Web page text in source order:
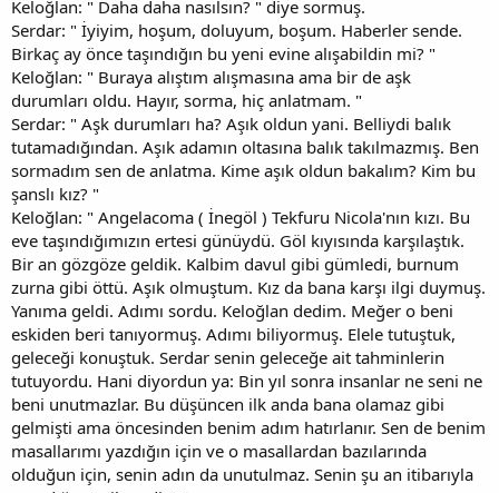
Keloğlan: " Daha daha nasılsın? " diye sormuş.
Serdar: " İyiyim, hoşum, doluyum, boşum. Haberler sende.
Birkaç ay önce taşındığın bu yeni evine alışabildin mi? "
Keloğlan: " Buraya alıştım alışmasına ama bir de aşk
durumları oldu. Hayır, sorma, hiç anlatmam. "
Serdar: " Aşk durumları ha? Aşık oldun yani. Belliydi balık
tutamadığından. Aşık adamın oltasına balık takılmazmış. Ben
sormadım sen de anlatma. Kime aşık oldun bakalım? Kim bu
şanslı kız? "
Keloğlan: " Angelacoma ( İnegöl ) Tekfuru Nicola'nın kızı. Bu
eve taşındığımızın ertesi günüydü. Göl kıyısında karşılaştık.
Bir an gözgöze geldik. Kalbim davul gibi gümledi, burnum
zurna gibi öttü. Aşık olmuştum. Kız da bana karşı ilgi duymuş.
Yanıma geldi. Adımı sordu. Keloğlan dedim. Meğer o beni
eskiden beri tanıyormuş. Adımı biliyormuş. Elele tutuştuk,
geleceği konuştuk. Serdar senin geleceğe ait tahminlerin
tutuyordu. Hani diyordun ya: Bin yıl sonra insanlar ne seni ne
beni unutmazlar. Bu düşüncen ilk anda bana olamaz gibi
gelmişti ama öncesinden benim adım hatırlanır. Sen de benim
masallarımı yazdığın için ve o masallardan bazılarında
olduğun için, senin adın da unutulmaz. Senin şu an itibarıyla